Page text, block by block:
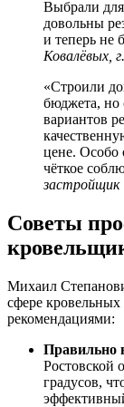
Выбрали
довольны
и теперь не
Ковалёвых,
«Строили
бюджета, но
вариантов
цене. Особо
чёткое
застройщик
Советы
Михаил
сфере кровельных
рекомендациями:
Правильно
Ростовской
градусов,